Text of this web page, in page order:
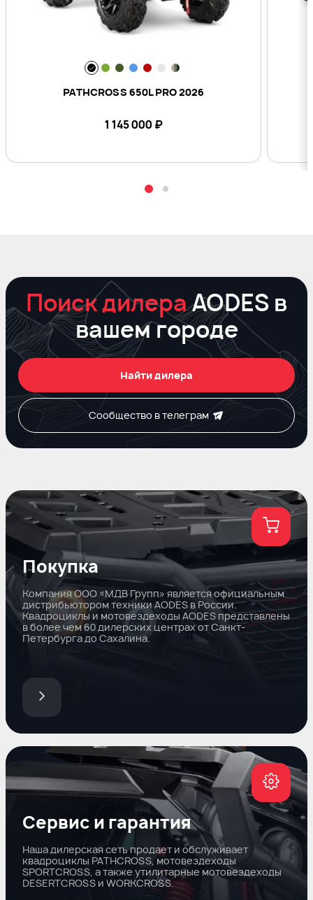
PATHCROSS 650L PRO 2026
1 145 000 ₽
Поиск дилераAODES в
вашем городе
Найти дилера
Сообщество в телеграм
Покупка
Компания ООО «МДВ Групп» является официальным
дистрибьютором техники AODES в России.
Квадроциклы и мотовездеходы AODES представлены
в более чем 60 дилерских центрах от Санкт-
Петербурга до Сахалина.
Сервис и гарантия
Наша дилерская сеть продает и обслуживает
квадроциклы PATHCROSS, мотовездеходы
SPORTCROSS, а также утилитарные мотовездеходы
DESERTCROSS и WORKCROSS.